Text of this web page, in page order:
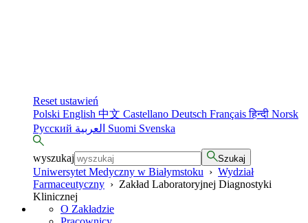
Reset ustawień
Polski English 中文 Castellano Deutsch Françaisहिन्दी Norsk
Русский
Suomi Svenska
wyszukaj Szukaj
Uniwersytet Medyczny w Białymstoku › Wydział
Farmaceutyczny › Zakład Laboratoryjnej Diagnostyki
Klinicznej
O Zakładzie